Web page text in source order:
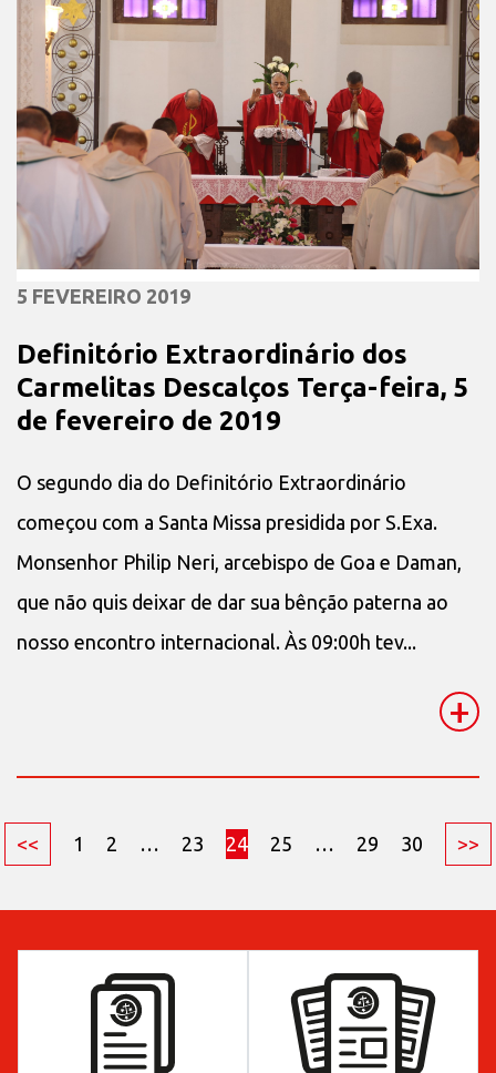
5 FEVEREIRO 2019
Definitório Extraordinário dos
Carmelitas Descalços Terça-feira, 5
de fevereiro de 2019
O segundo dia do Definitório Extraordinário
começou com a Santa Missa presidida por S.Exa.
Monsenhor Philip Neri, arcebispo de Goa e Daman,
que não quis deixar de dar sua bênção paterna ao
nosso encontro internacional. Às 09:00h tev...
+
<< 1 2 … 23 24 25 … 29 30 >>